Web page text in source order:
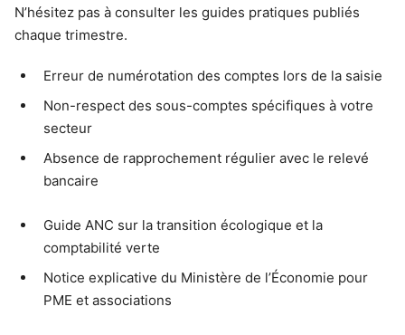
N’hésitez pas à consulter les guides pratiques publiés
chaque trimestre.
Erreur de numérotation des comptes lors de la saisie
Non-respect des sous-comptes spécifiques à votre
secteur
Absence de rapprochement régulier avec le relevé
bancaire
Guide ANC sur la transition écologique et la
comptabilité verte
Notice explicative du Ministère de l’Économie pour
PME et associations